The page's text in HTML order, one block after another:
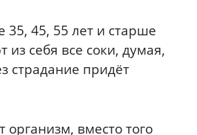
35, 45, 55 лет и старше
себя все соки, думая,
страдание придёт
вместо того